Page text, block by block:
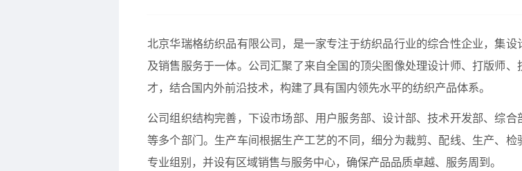
北京华瑞格纺织品有限公司，是一家专注于纺织品行业的综合性企业，集设
及销售服务于一体。公司汇聚了来自全国的顶尖图像处理设计师、打版师、
才，结合国内外前沿技术，构建了具有国内领先水平的纺织产品体系。
公司组织结构完善，下设市场部、用户服务部、设计部、技术开发部、综合
等多个部门。生产车间根据生产工艺的不同，细分为裁剪、配线、生产、检
专业组别，并设有区域销售与服务中心，确保产品品质卓越、服务周到。